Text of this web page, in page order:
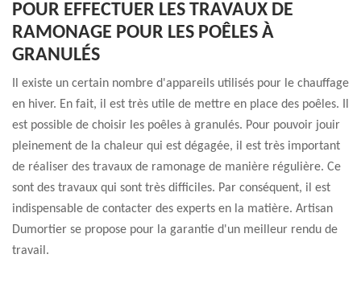
POUR EFFECTUER LES TRAVAUX DE
RAMONAGE POUR LES POÊLES À
GRANULÉS
Il existe un certain nombre d'appareils utilisés pour le chauffage
en hiver. En fait, il est très utile de mettre en place des poêles. Il
est possible de choisir les poêles à granulés. Pour pouvoir jouir
pleinement de la chaleur qui est dégagée, il est très important
de réaliser des travaux de ramonage de manière régulière. Ce
sont des travaux qui sont très difficiles. Par conséquent, il est
indispensable de contacter des experts en la matière. Artisan
Dumortier se propose pour la garantie d'un meilleur rendu de
travail.